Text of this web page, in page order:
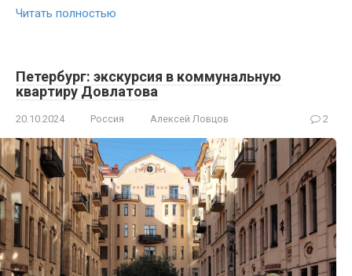
Читать полностью
Петербург: экскурсия в коммунальную
квартиру Довлатова
20.10.2024 Россия Алексей Ловцов 2